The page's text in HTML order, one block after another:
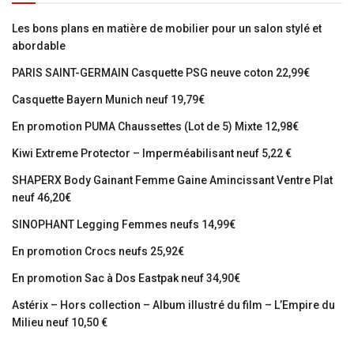
Les bons plans en matière de mobilier pour un salon stylé et
abordable
PARIS SAINT-GERMAIN Casquette PSG neuve coton 22,99€
Casquette Bayern Munich neuf 19,79€
En promotion PUMA Chaussettes (Lot de 5) Mixte 12,98€
Kiwi Extreme Protector – Imperméabilisant neuf 5,22 €
SHAPERX Body Gainant Femme Gaine Amincissant Ventre Plat
neuf 46,20€
SINOPHANT Legging Femmes neufs 14,99€
En promotion Crocs neufs 25,92€
En promotion Sac à Dos Eastpak neuf 34,90€
Astérix – Hors collection – Album illustré du film – L’Empire du
Milieu neuf 10,50 €